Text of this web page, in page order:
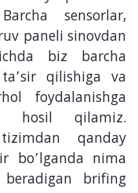
sensorlar,
paneli sinovdan
biz barcha
qilishiga va
foydalanishga
hosil qilamiz.
qanday
bo’lganda nima
brifing